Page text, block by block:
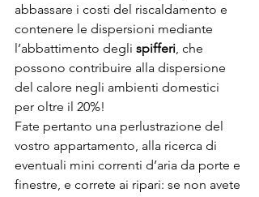
abbassare i costi del riscaldamento e
contenere le dispersioni mediante
l’abbattimento degli spifferi, che
possono contribuire alla dispersione
del calore negli ambienti domestici
per oltre il 20%!
Fate pertanto una perlustrazione del
vostro appartamento, alla ricerca di
eventuali mini correnti d’aria da porte e
finestre, e correte ai ripari: se non avete